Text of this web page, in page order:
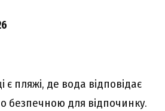
є пляжі, де вода відповідає
безпечною для відпочинку.